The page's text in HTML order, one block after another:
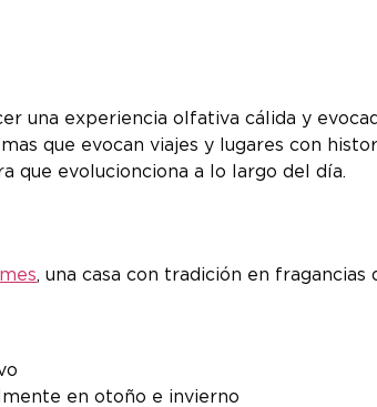
una experiencia olfativa cálida y
que evocan viajes y lugares con
que evolucionciona a lo largo del día.
, una casa con tradición en fragancias
en otoño e invierno